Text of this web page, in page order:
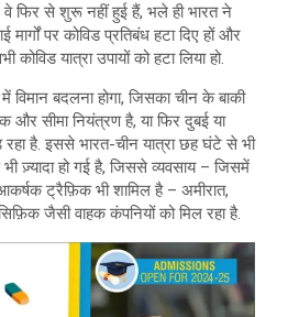
वे फिर से शुरू नहीं हुई हैं, भले ही भारत ने
मार्गों पर कोविड प्रतिबंध हटा दिए हों और
यात्रा उपायों को हटा लिया हो.
विमान बदलना होगा, जिसका चीन के बाकी
और सीमा नियंत्रण है, या फिर दुबई या
है. इससे भारत-चीन यात्रा छह घंटे से भी
हो गई है, जिससे व्यवसाय – जिसमें
ट्रैफ़िक भी शामिल है – अमीरात,
जैसी वाहक कंपनियों को मिल रहा है.